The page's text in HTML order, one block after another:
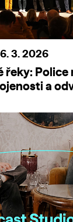
3. 2026
řeky:
a